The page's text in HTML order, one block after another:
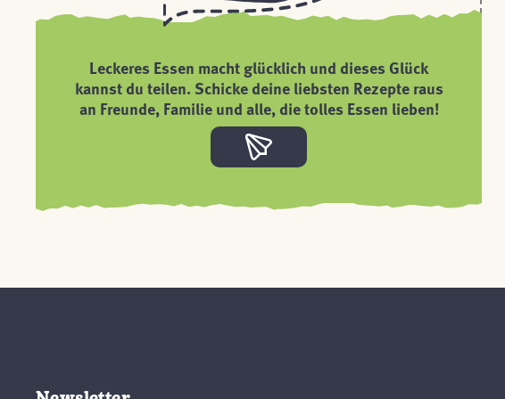
Leckeres Essen macht glücklich und dieses Glück
kannst du teilen. Schicke deine liebsten Rezepte raus
an Freunde, Familie und alle, die tolles Essen lieben!